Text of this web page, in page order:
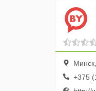
+375